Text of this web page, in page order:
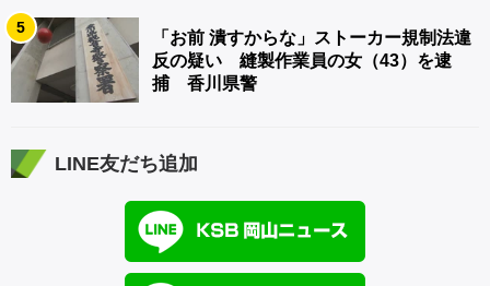
5
「お前 潰すからな」ストーカー規制法違
反の疑い 縫製作業員の女（43）を逮
捕 香川県警
LINE友だち追加